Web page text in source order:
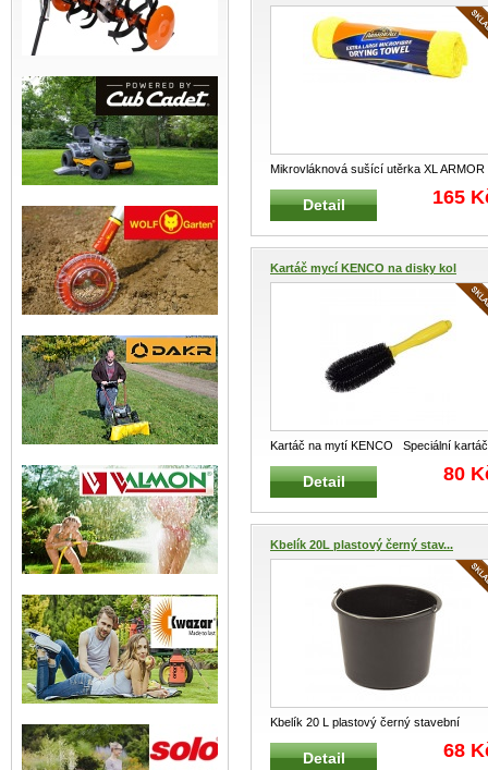
Mikrovláknová sušící utěrka XL ARMOR
ALL Sušící a velmi savá utěrka ...
Detail 165
Kartáč mycí KENCO na disky kol
Kartáč na mytí KENCO Speciální kartáč
na mytí a údržbu K
Detail 80
Kbelík 20L plastový černý stav...
Kbelík 20 L plastový černý stavební
Plastový kbelík s uchem Mat
Detail 68